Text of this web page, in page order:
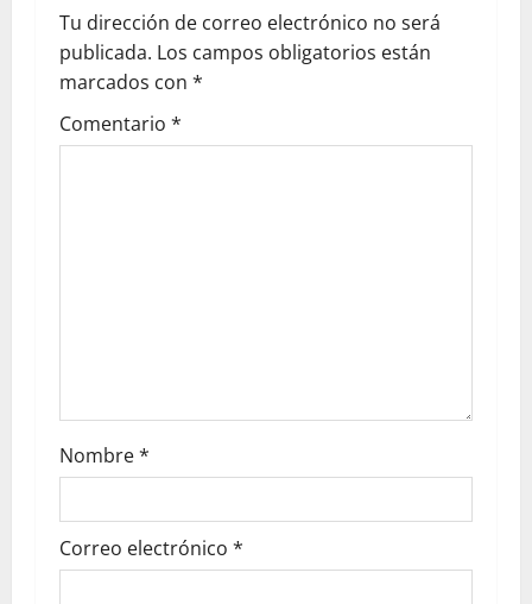
Tu dirección de correo electrónico no será
publicada. Los campos obligatorios están
marcados con *
Comentario *
Nombre*
Correo electrónico *